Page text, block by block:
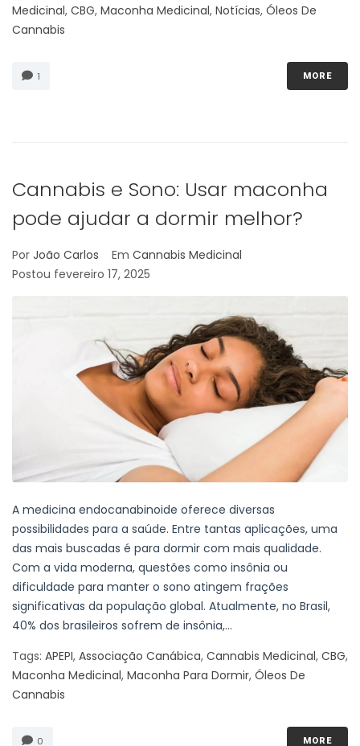
Medicinal, CBG, Maconha Medicinal, Notícias, Óleos De
Cannabis
1 MORE
Cannabis e Sono: Usar maconha
pode ajudar a dormir melhor?
Por João Carlos Em Cannabis Medicinal
Postou fevereiro 17, 2025
A medicina endocanabinoide oferece diversas
possibilidades para a saúde. Entre tantas aplicações, uma
das mais buscadas é para dormir com mais qualidade.
Com a vida moderna, questões como insônia ou
dificuldade para manter o sono atingem frações
significativas da população global. Atualmente, no Brasil,
40% dos brasileiros sofrem de insônia,...
Tags: APEPI, Associação Canábica, Cannabis Medicinal, CBG,
Maconha Medicinal, Maconha Para Dormir, Óleos De
Cannabis
0 MORE